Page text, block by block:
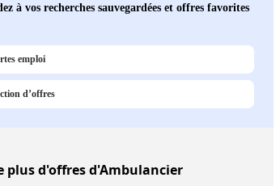
à vos recherches sauvegardées et offres favorites
emploi
d’offres
plus d'offres d'Ambulancier